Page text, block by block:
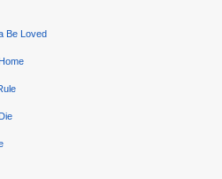
Be Loved